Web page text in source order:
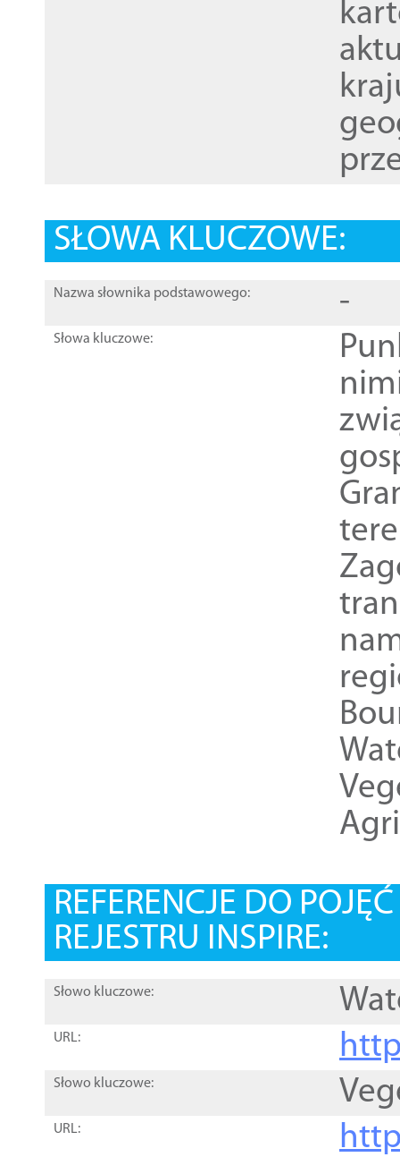
SŁOWA KLUCZOWE:
Nazwa słownika podstawowego: -
Słowa kluczowe:
REFERENCJE DO
REJESTRU INSPIRE:
Słowo kluczowe:
URL:
Słowo kluczowe:
URL: